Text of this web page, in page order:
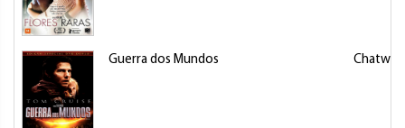
Guerra dos Mundos Chatwin,